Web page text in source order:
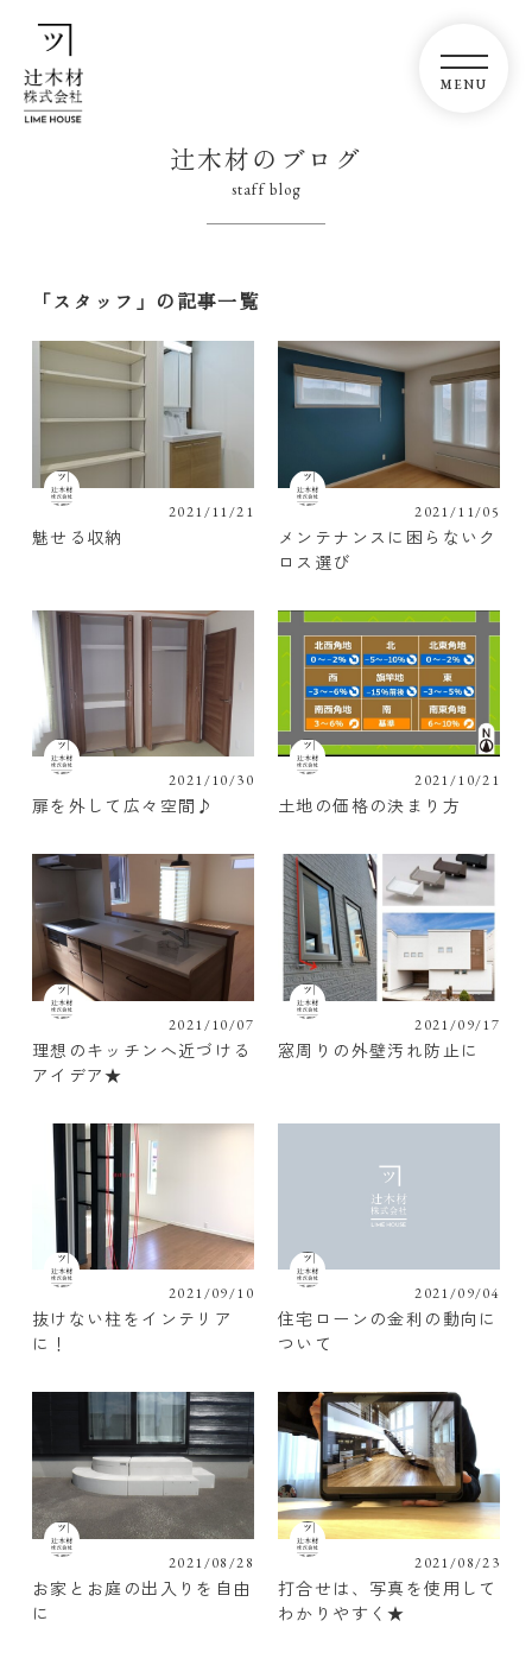
辻木材のブログ
staff blog
「スタッフ」の記事一覧
2021/11/21
魅せる収納
2021/11/05
メンテナンスに困らないク
ロス選び
2021/10/30
扉を外して広々空間♪
2021/10/21
土地の価格の決まり方
2021/10/07
理想のキッチンへ近づける
アイデア★
2021/09/17
窓周りの外壁汚れ防止に
2021/09/10
抜けない柱をインテリア
に！
2021/09/04
住宅ローンの金利の動向に
ついて
2021/08/28
お家とお庭の出入りを自由
に
2021/08/23
打合せは、写真を使用して
わかりやすく★